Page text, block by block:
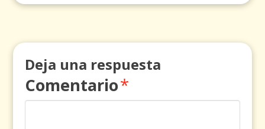
Deja una respuesta
Comentario*